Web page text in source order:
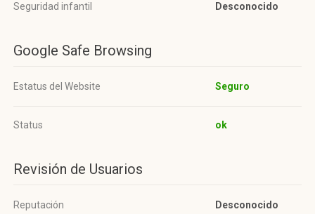
Seguridad infantil
Desconocido
Google Safe Browsing
Estatus del Website Seguro
Status ok
Revisión de Usuarios
Reputación Desconocido